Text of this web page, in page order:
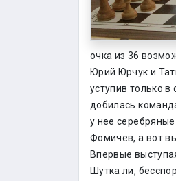
очка из 36
Юрий Юрчук и
уступив только
добилась
у нее
Фомичев, а вот
Впервые
Шутка ли,